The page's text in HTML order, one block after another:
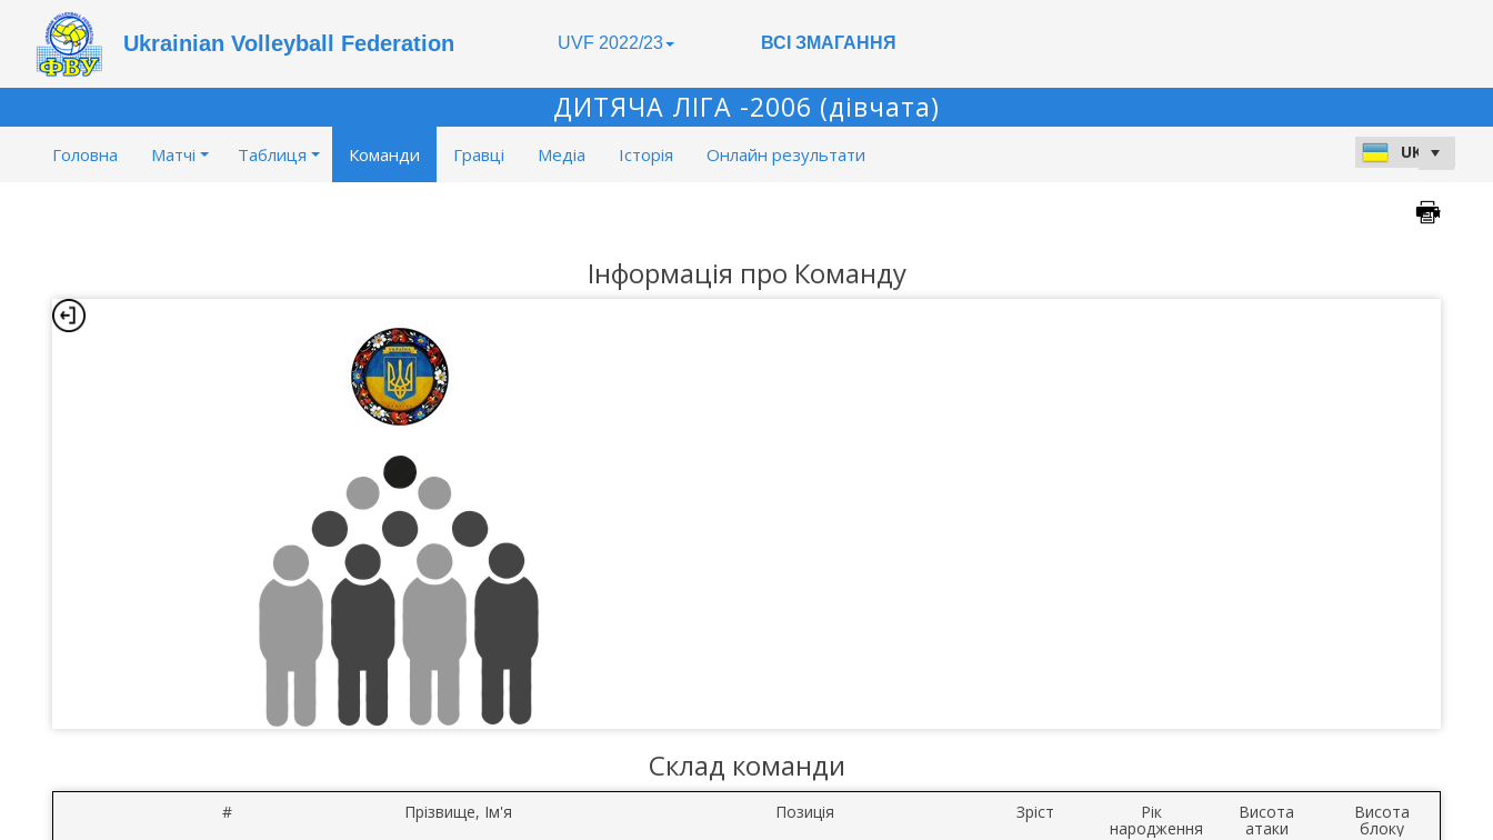
Ukrainian Volleyball Federation UVF 2022/23 ВСІ ЗМАГАННЯ
ДИТЯЧА ЛІГА -2006 (дівчата)
Головна Матчі Таблиця Команди Гравці Медіа Історія Онлайн результати
Інформація про Команду
Склад команди
# Прізвище, Ім'я Позиція Зріст Рік
народження
Висота
атаки
Висота
блоку